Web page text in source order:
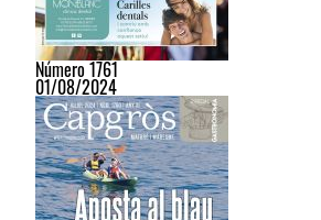
Número 1761
01/08/2024